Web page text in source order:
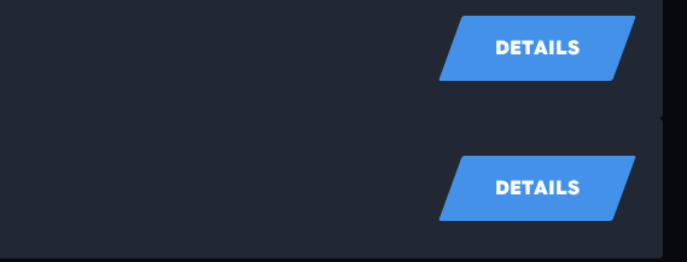
DETAILS
DETAILS